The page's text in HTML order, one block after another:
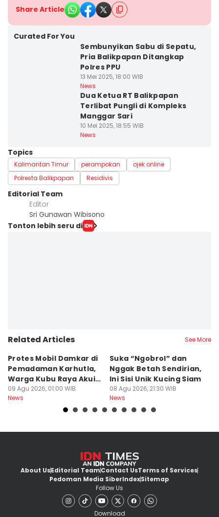
Share Article
Curated For You
Sembunyikan Sabu di Sepatu,
Pria Balikpapan Ditangkap
Polres PPU
13 Mei 2025, 18:00 WIB
News
Dua Ketua RT Balikpapan
Terlibat Pungli di Kompleks
Manggar Sari
10 Mei 2025, 18:55 WIB
News
Topics
Kalimantan Timur perampokan
ojek online
Polresta Balikpapan
Residivis
Editorial Team
Editor
Sri Gunawan Wibisono
Tonton lebih seru di
Related Articles See More
Protes Mobil Damkar di
Pemadaman Karhutla,
Warga Kubu Raya Akui
Khilaf
09 Agu 2026, 01:00 WIB
News
Suka “Ngobrol” dan
Nggak Betah Sendirian,
Ini Sisi Unik Kucing Siam
08 Agu 2026, 21:30 WIB
News
About UsEditorial TeamContact UsTerms of Services
Pedoman Media SiberIndexSitemap
Follow Us
Download